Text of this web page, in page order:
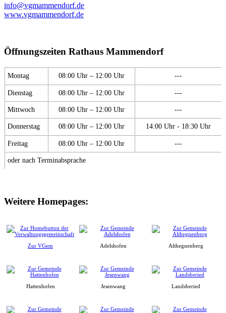
info@vgmammendorf.de
www.vgmammendorf.de
Öffnungszeiten Rathaus Mammendorf
Montag 08:00 Uhr – 12:00 Uhr ---
Dienstag 08:00 Uhr – 12:00 Uhr ---
Mittwoch 08:00 Uhr – 12:00 Uhr ---
Donnerstag 08:00 Uhr – 12:00 Uhr 14:00 Uhr - 18:30 Uhr
Freitag 08:00 Uhr – 12:00 Uhr ---
oder nach Terminabsprache
Weitere Homepages:
Zur VGem Adelshofen Althegnenberg
Hattenhofen Jesenwang Landsberied